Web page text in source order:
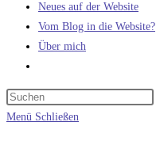
Neues auf der Website
Vom Blog in die Website?
Über mich
umschalten
Menü Schließen